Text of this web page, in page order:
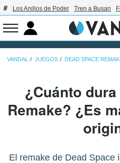
Los Anillos de Poder Tren a Busan
VANDAL JUEGOS DEAD SPACE
¿Cuánto
Remake? ¿Es
El remake de Dead Space